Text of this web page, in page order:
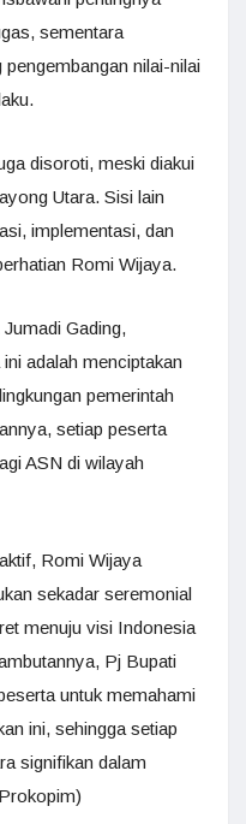
sementara
nilai-nilai
disoroti, meski diakui
Utara. Sisi lain
implementasi, dan
Romi Wijaya.
Gading,
adalah menciptakan
pemerintah
setiap peserta
ASN di wilayah
Romi Wijaya
sekadar seremonial
menuju visi Indonesia
Pj Bupati
untuk memahami
ini, sehingga setiap
signifikan dalam